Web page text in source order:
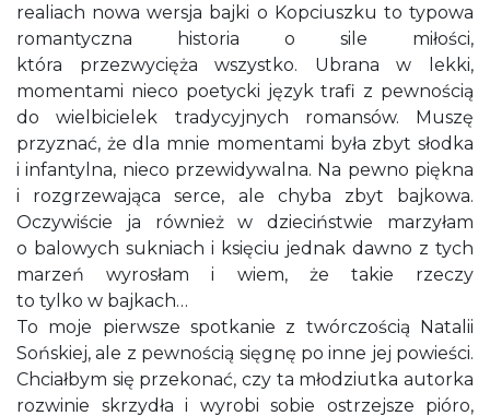
realiach nowa wersja bajki o Kopciuszku to typowa
romantyczna historia o sile miłości,
która przezwycięża wszystko. Ubrana w lekki,
momentami nieco poetycki język trafi z pewnością
do wielbicielek tradycyjnych romansów. Muszę
przyznać, że dla mnie momentami była zbyt słodka
i infantylna, nieco przewidywalna. Na pewno piękna
i rozgrzewająca serce, ale chyba zbyt bajkowa.
Oczywiście ja również w dzieciństwie marzyłam
o balowych sukniach i księciu jednak dawno z tych
marzeń wyrosłam i wiem, że takie rzeczy
to tylko w bajkach…
To moje pierwsze spotkanie z twórczością Natalii
Sońskiej, ale z pewnością sięgnę po inne jej powieści.
Chciałbym się przekonać, czy ta młodziutka autorka
rozwinie skrzydła i wyrobi sobie ostrzejsze pióro,